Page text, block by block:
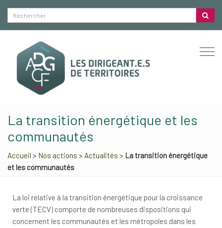
La transition énergétique et les
communautés
Accueil > Nos actions > Actualités > La transition énergétique
et les communautés
La loi relative à la transition énergétique pour la croissance
verte (TECV) comporte de nombreuses dispositions qui
concernent les communautés et les métropoles dans les